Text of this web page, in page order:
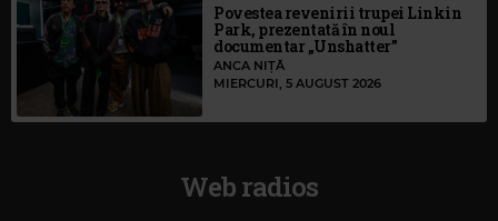
Povestea revenirii trupei Linkin
Park, prezentată în noul
documentar „Unshatter”
ANCA NIȚĂ
MIERCURI, 5 AUGUST 2026
Web radios